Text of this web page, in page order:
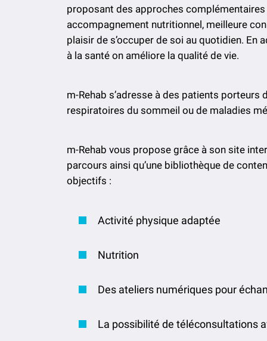
proposant des approches complémentaires
accompagnement nutritionnel, meilleure
plaisir de s’occuper de soi au quotidien.
à la santé on améliore la qualité de vie.
m-Rehab s’adresse à des patients
respiratoires du sommeil ou de maladies
m-Rehab vous propose grâce à son site
parcours ainsi qu’une bibliothèque de
objectifs :
Activité physique adaptée
Nutrition
Des ateliers numériques pour
La possibilité de téléconsultations